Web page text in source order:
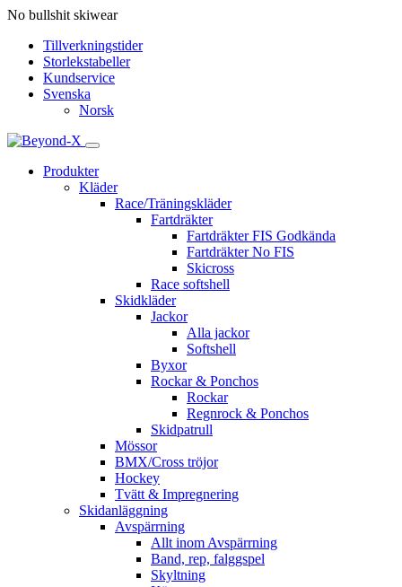
No bullshit skiwear
Tillverkningstider
Storlekstabeller
Kundservice
Svenska
Norsk
Produkter
Kläder
Race/Träningskläder
Fartdräkter
Fartdräkter FIS Godkända
Fartdräkter No FIS
Skicross
Race softshell
Skidkläder
Jackor
Alla jackor
Softshell
Byxor
Rockar & Ponchos
Rockar
Regnrock & Ponchos
Skidpatrull
Mössor
BMX/Cross tröjor
Hockey
Tvätt & Impregnering
Skidanläggning
Avspärrning
Allt inom Avspärrning
Band, rep, falggspel
Skyltning